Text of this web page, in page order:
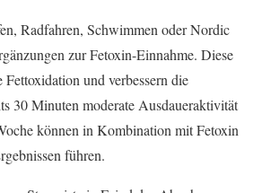
Radfahren, Schwimmen oder Nordic
zur Fetoxin-Einnahme. Diese
und verbessern die
30 Minuten moderate Ausdaueraktivität
können in Kombination mit Fetoxin
führen.